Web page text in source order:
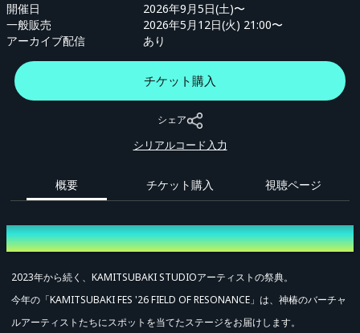
開催日
2026年9月5日(土)〜
一般販売
2026年5月12日(火) 21:00〜
アーカイブ配信
あり
チケット購入
シェア
シリアルコード入力
概要 チケット購入 視聴ページ
概要
2023年から続く、KAMITSUBAKI STUDIOアーティストの祭典。
今年の「KAMITSUBAKI FES '26 FIELD OF RESONANCE」は、神椿のバーチャ
ルアーティストたちにスポットを当てたステージをお届けします。